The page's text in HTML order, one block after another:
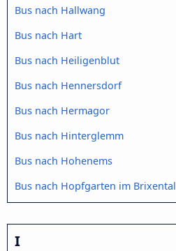
Bus nach Hallwang
Bus nach Hart
Bus nach Heiligenblut
Bus nach Hennersdorf
Bus nach Hermagor
Bus nach Hinterglemm
Bus nach Hohenems
Bus nach Hopfgarten im Brixental
I